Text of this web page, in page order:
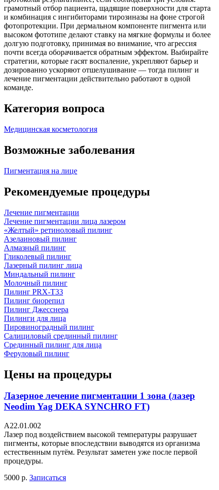
грамотный отбор пациента, щадящие поверхности для старта
и комбинация с ингибиторами тирозиназы на фоне строгой
фотопротекции. При дермальном компоненте пигмента или
высоком фототипе делают ставку на мягкие формулы и более
долгую подготовку, принимая во внимание, что агрессия
почти всегда оборачивается обратным эффектом. Выбирайте
стратегии, которые гасят воспаление, укрепляют барьер и
дозированно ускоряют отшелушивание — тогда пилинг и
лечение пигментации действительно работают в одной
команде.
Категория вопроса
Медицинская косметология
Возможные заболевания
Пигментация на лице
Рекомендуемые процедуры
Лечение пигментации
Лечение пигментации лица лазером
«Желтый» ретиноловый пилинг
Азелаиновый пилинг
Алмазный пилинг
Гликолевый пилинг
Лазерный пилинг лица
Миндальный пилинг
Молочный пилинг
Пилинг PRX-T33
Пилинг биорепил
Пилинг Джесснера
Пилинги для лица
Пировиноградный пилинг
Салициловый срединный пилинг
Срединный пилинг для лица
Феруловый пилинг
Цены на процедуры
Лазерное лечение пигментации 1 зона (лазер
Neodim Yag DEKA SYNCHRO FT)
A22.01.002
Лазер под воздействием высокой температуры разрушает
пигменты, которые впоследствии выводятся из организма
естественным путём. Результат заметен уже после первой
процедуры.
5000 р. Записаться